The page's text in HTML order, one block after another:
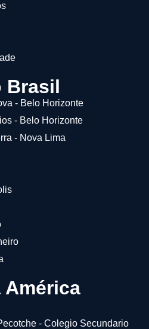
Brasil
- Belo Horizonte
- Belo Horizonte
- Nova Lima
América
- Colegio Secundario